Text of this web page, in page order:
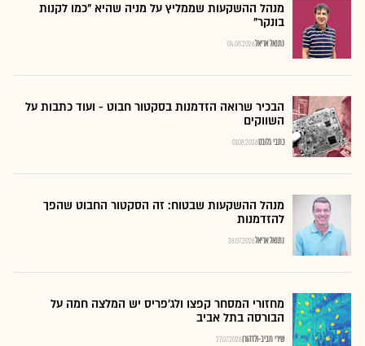
מנהל ההשקעות שממליץ על מניה שהיא "כמו לקנות
בונקר"
04.08.2026נתנאל אריאל
הבכיר שרואה הזדמנות בסקטור חבוט - ועוד כתבות על
השווקים
01.08.2026כתבי גלובס
מנהל ההשקעות שבטוח: זה הסקטור החבוט שהפך
להזדמנות
28.07.2026נתנאל אריאל
מחזורי המסחר קפצו ולג'פריס יש המלצה חמה על
הבורסה בתל אביב
27.07.2026שירי חביב-ולדהורן